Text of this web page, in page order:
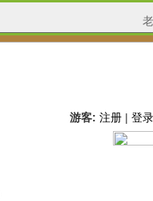
游客: 注册| 登录